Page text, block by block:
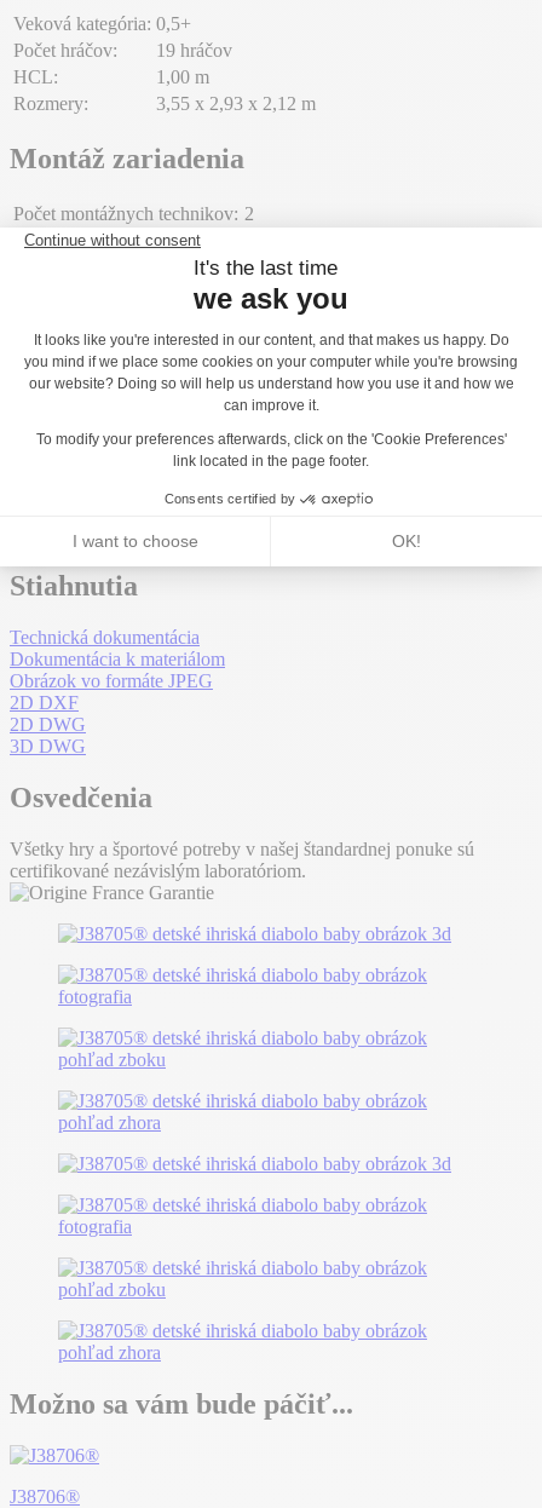
Veková kategória: 0,5+
Počet hráčov:
19 hráčov
HCL:
1,00 m
Rozmery:
3,55 x 2,93 x 2,12 m
Montáž zariadenia
Počet montážnych technikov: 2
Doba montáže:
0,38 m³
31,00 m²
320,54 kg
Hmotnosť najťažšieho prvku: 15,92 kg
Environmentálne ukazovatele
Stiahnutia
Technická dokumentácia
Dokumentácia k materiálom
Obrázok vo formáte JPEG
2D DXF
2D DWG
3D DWG
Osvedčenia
Všetky hry a športové potreby v našej štandardnej ponuke sú
certifikované nezávislým laboratóriom.
Možno sa vám bude páčiť...
J38706®